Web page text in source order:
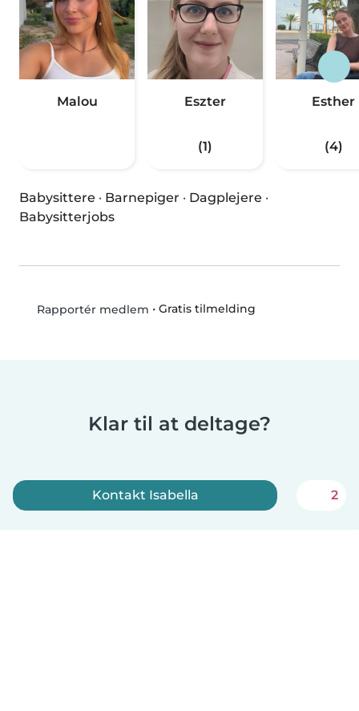
Malou Eszter
(1)
Esther
(4)
Babysittere · Barnepiger · Dagplejere ·
Babysitterjobs
Rapportér medlem • Gratis tilmelding
Klar til at deltage?
Kontakt Isabella 2